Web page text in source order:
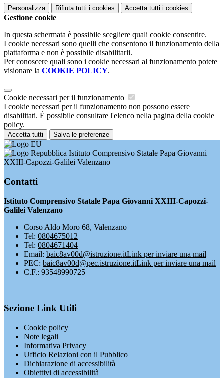
Personalizza Rifiuta tutti i cookies Accetta tutti i cookies
Gestione cookie
In questa schermata è possibile scegliere quali cookie consentire.
I cookie necessari sono quelli che consentono il funzionamento della
piattaforma e non è possibile disabilitarli.
Per conoscere quali sono i cookie necessari al funzionamento potete
visionare la COOKIE POLICY.
Cookie necessari per il funzionamento
I cookie necessari per il funzionamento non possono essere
disabilitati. È possibile consultare l'elenco nella pagina della cookie
policy.
Accetta tutti Salva le preferenze
Istituto Comprensivo Statale Papa Giovanni
XXIII-Capozzi-Galilei Valenzano
Contatti
Istituto Comprensivo Statale Papa Giovanni XXIII-Capozzi-
Galilei Valenzano
Corso Aldo Moro 68, Valenzano
Tel: 0804675012
Tel: 0804671404
Email: baic8av00d@istruzione.itLink per inviare una mail
PEC: baic8av00d@pec.istruzione.itLink per inviare una mail
C.F.: 93548990725
Sezione Link Utili
Cookie policy
Note legali
Informativa Privacy
Ufficio Relazioni con il Pubblico
Dichiarazione di accessibilità
Obiettivi di accessibilità